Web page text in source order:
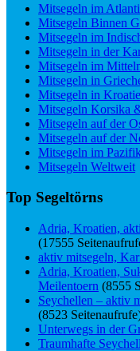
Mitsegeln im
Mitsegeln Binnen
Mitsegeln im
Mitsegeln in der
Mitsegeln im
Mitsegeln in
Mitsegeln in
Mitsegeln Korsika
Mitsegeln auf der
Mitsegeln auf der
Mitsegeln im
Mitsegeln Weltweit
Top Segeltörns
Adria, Kroatien,
(17555
aktiv mitsegeln,
Adria, Kroatien,
Meilentoern (8555
Seychellen – aktiv
(8523
Unterwegs in der
Traumhafte